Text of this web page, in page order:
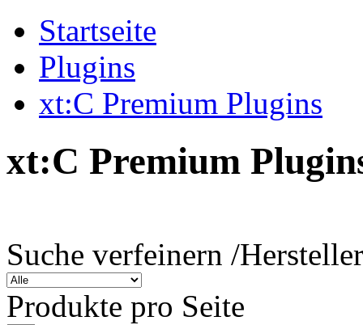
Startseite
Plugins
xt:C Premium Plugins
xt:C Premium
Suche verfeinern /Hersteller
Produkte pro Seite